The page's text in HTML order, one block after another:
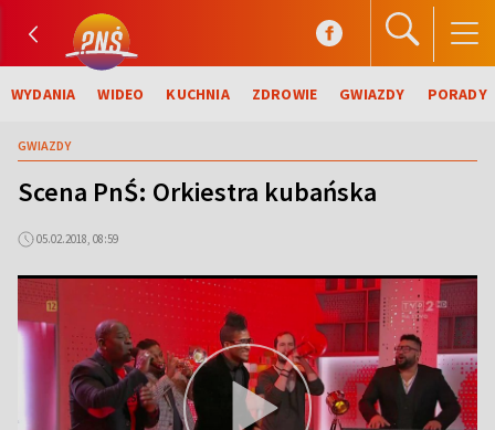
WYDANIA WIDEO KUCHNIA ZDROWIE GWIAZDY PORADY
GWIAZDY
Scena PnŚ: Orkiestra kubańska
05.02.2018, 08:59